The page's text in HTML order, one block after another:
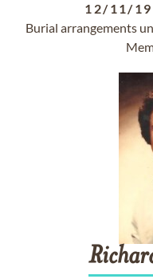
12/11/
Burial arrangements